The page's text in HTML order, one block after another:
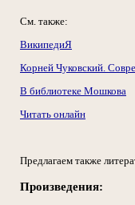
См. также:
ВикипедиЯ
Корней Чуковский.
В библиотеке Мошкова
Читать онлайн
Предлагаем также
Произведения: